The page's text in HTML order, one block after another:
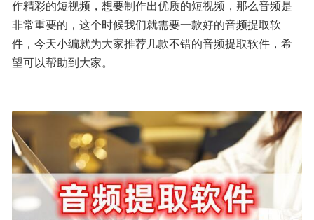
作精彩的短视频，想要制作出优质的短视频，那么音频是
非常重要的，这个时候我们就需要一款好的音频提取软
件，今天小编就为大家推荐几款不错的音频提取软件，希
望可以帮助到大家。